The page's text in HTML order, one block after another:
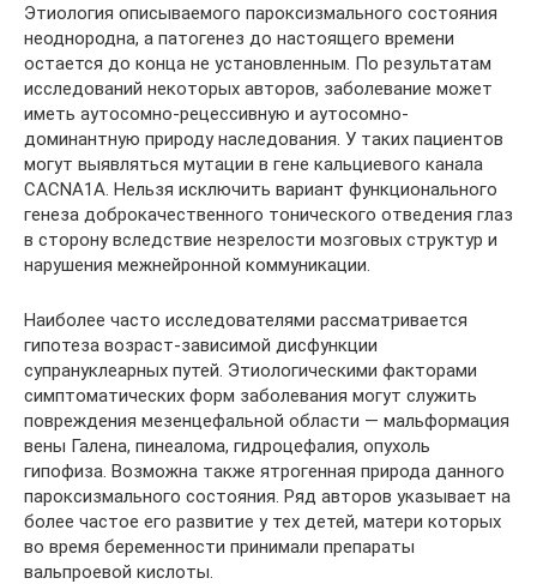
Этиология описываемого пароксизмального состояния
неоднородна, а патогенез до настоящего времени
остается до конца не установленным. По результатам
исследований некоторых авторов, заболевание может
иметь аутосомно-рецессивную и аутосомно-
доминантную природу наследования. У таких пациентов
могут выявляться мутации в гене кальциевого канала
CACNA1A. Нельзя исключить вариант функционального
генеза доброкачественного тонического отведения глаз
в сторону вследствие незрелости мозговых структур и
нарушения межнейронной коммуникации.
Наиболее часто исследователями рассматривается
гипотеза возраст-зависимой дисфункции
супрануклеарных путей. Этиологическими факторами
симптоматических форм заболевания могут служить
повреждения мезенцефальной области — мальформация
вены Галена, пинеалома, гидроцефалия, опухоль
гипофиза. Возможна также ятрогенная природа данного
пароксизмального состояния. Ряд авторов указывает на
более частое его развитие у тех детей, матери которых
во время беременности принимали препараты
вальпроевой кислоты.